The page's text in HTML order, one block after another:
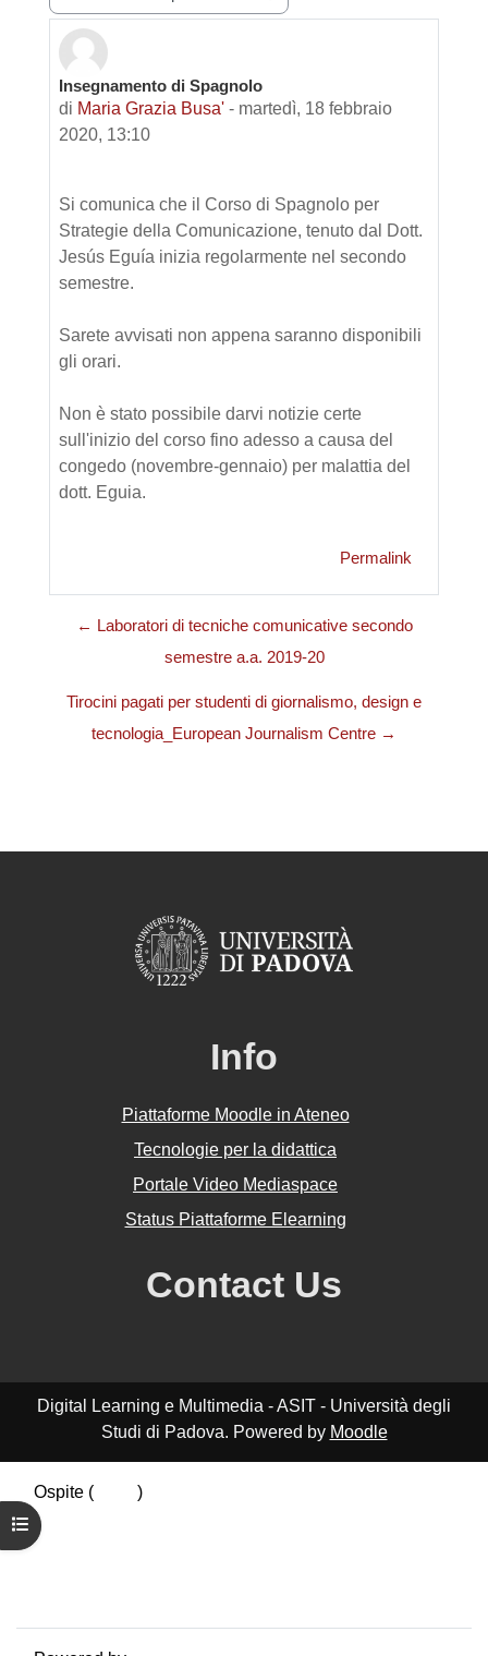
Apri indice del corso
Insegnamento di Spagnolo
di Maria Grazia Busa' - martedì, 18 febbraio
2020, 13:10
Numero di risposte: 0
Si comunica che il Corso di Spagnolo per
Strategie della Comunicazione, tenuto dal Dott.
Jesús Eguía inizia regolarmente nel secondo
semestre.
Sarete avvisati non appena saranno disponibili
gli orari.
Non è stato possibile darvi notizie certe
sull'inizio del corso fino adesso a causa del
congedo (novembre-gennaio) per malattia del
dott. Eguia.
Permalink
← Laboratori di tecniche comunicative secondo
semestre a.a. 2019-20
Tirocini pagati per studenti di giornalismo, design e
tecnologia_European Journalism Centre →
Info
Piattaforme Moodle in Ateneo
Tecnologie per la didattica
Portale Video Mediaspace
Status Piattaforme Elearning
Contact Us
Digital Learning e Multimedia - ASIT - Università degli
Studi di Padova. Powered by Moodle
Ospite (
)
Riepilogo della conservazione dei dati
Politiche